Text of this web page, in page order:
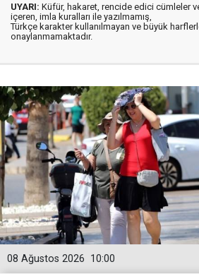
UYARI: Küfür, hakaret, rencide edici cümleler
içeren, imla kuralları ile yazılmamış,
Türkçe karakter kullanılmayan ve büyük
onaylanmamaktadır.
10:00
08 Ağustos 2026